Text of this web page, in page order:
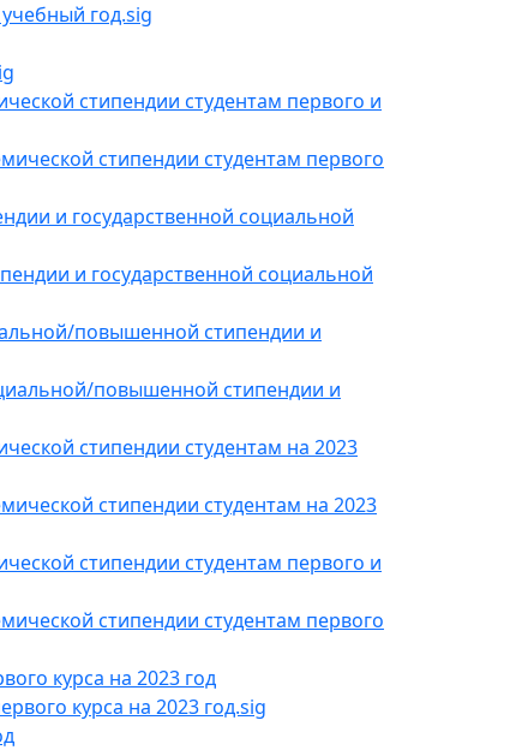
год.sig
стипендии студентам первого и
стипендии студентам первого
и государственной социальной
и государственной социальной
повышенной стипендии и
повышенной стипендии и
стипендии студентам на 2023
стипендии студентам на 2023
стипендии студентам первого и
стипендии студентам первого
курса на 2023 год
курса на 2023 год.sig